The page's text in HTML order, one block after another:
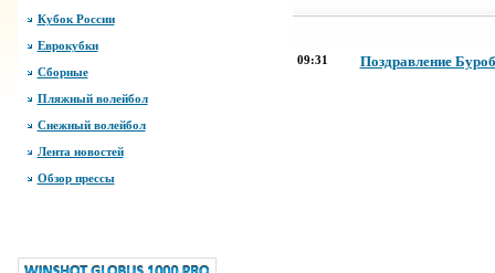
Кубок России
Еврокубки
Сборные
Пляжный волейбол
Снежный волейбол
Лента новостей
Обзор прессы
09:31 Поздравление